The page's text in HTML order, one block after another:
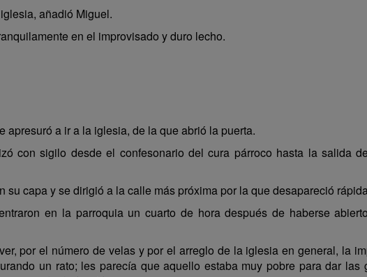
añadió Miguel.
en el improvisado y duro lecho.
a ir a la iglesia, de la que abrió la puerta.
con sigilo desde el confesonario del cura párroco hasta la salida
capa y se dirigió a la calle más próxima por la que desapareció
en la parroquia un cuarto de hora después de haberse
por el número de velas y por el arreglo de la iglesia en general, la
un rato; les parecía que aquello estaba muy pobre para dar las